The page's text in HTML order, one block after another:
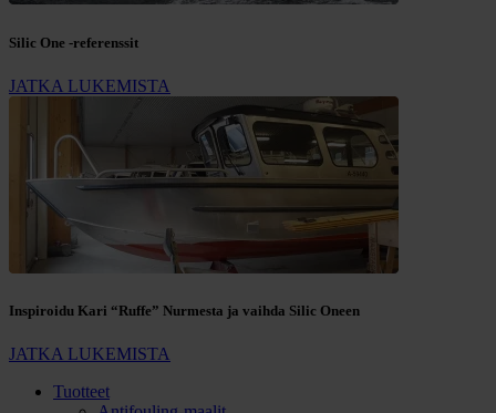
Silic One -referenssit
JATKA LUKEMISTA
Inspiroidu Kari “Ruffe” Nurmesta ja vaihda Silic Oneen
JATKA LUKEMISTA
Tuotteet